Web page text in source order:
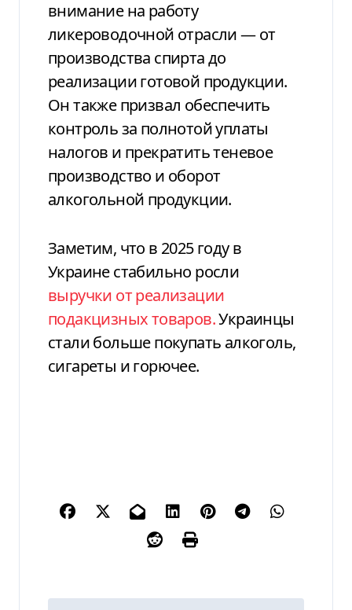
внимание на работу
ликероводочной отрасли — от
производства спирта до
реализации готовой продукции.
Он также призвал обеспечить
контроль за полнотой уплаты
налогов и прекратить теневое
производство и оборот
алкогольной продукции.
Заметим, что в 2025 году в
Украине стабильно росли
выручки от реализации
подакцизных товаров.Украинцы
стали больше покупать алкоголь,
сигареты и горючее.